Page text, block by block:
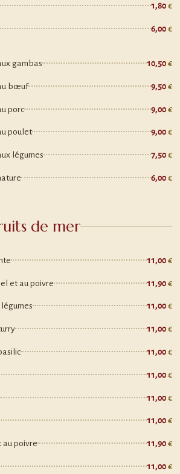
1,80
6,00
gambas 10,50
bœuf 9,50
porc 9,00
poulet 9,00
légumes 7,50
6,00
de mer
11,00
et au poivre 11,90
11,00
11,00
11,00
11,00
11,00
11,00
au poivre 11,90
11,00